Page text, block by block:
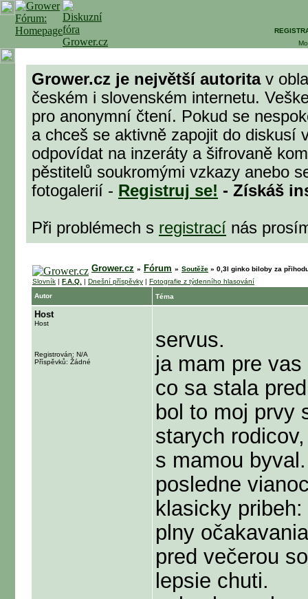
Grower.cz je největší autoritav
českém i slovenském internetu.
pro anonymní čtení. Pokud se
a chceš se aktivně zapojit do diskusí
odpovídat na inzeráty a šifrovaně
pěstitelů soukromými vzkazy anebo
fotogalerií - Registruj se! - Získáš
Při problémech s registrací nás
Grower.cz » Fórum » Soutěže » 0,3l ginko biloby za
Slovník | F.A.Q. | Dnešní příspěvky | Fotografie z týdenního hlasování
Autor
Téma
Host
Host
Registrován: N/A
Příspěvků: Žádné
servus.
ja mam pre
co sa stala
bol to moj prvy
starych
s mamou
posledne
klasicky
plny
pred večerou
lepsie chuti.